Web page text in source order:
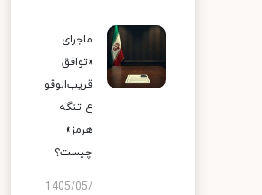
ماجرای
«توافق
قریب‌الوقو
ع تنگه
هرمز»
چیست؟
1405/05/